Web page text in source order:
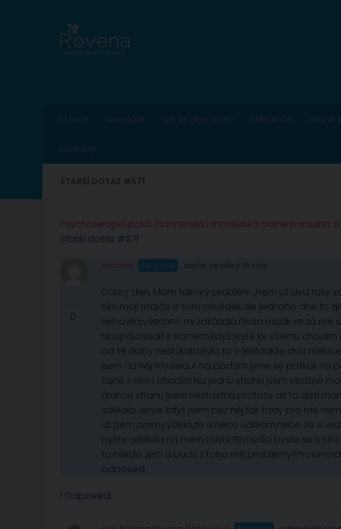
O mně Semináře Jak se objednat? Reference Online
Kontakty
Psychoterapeutická, partnerská i manželská online poradna
Starší dotaz #571
0
anonym Personál zeptal se před 18 roky
Dobry den, Mám takový problém.Jsem už dva roky
ním,moji rodiče o tom nevěděli,ale jednoho dne to
nebavila,všechno mi zakázala,říkala mi,jak se za mě
hloupá,chodit s Romem,když jestě ke všemu
od té doby nestýkala.Bylo to v létě,takže dva
jsem na něj myslela.A na podzim jsme se potkali na
tajně s ním i chodím.Na jednu stranu jsem strašně
druhou stranu jsem neštastná,protože až to zjistí
udělala.Jenže když jsem bez něj,tak tady pro mě
už jsem premyýšlela,že si něco udělám,nebo že si
byste udělala na mém místě?Rozešla byste se s
to někdo zjistí a budu z toho mít
odpověd.
1 Odpovědi